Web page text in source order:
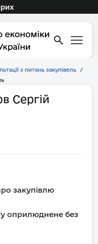
з питань закупівель
/
Сергій
закупівлю
оприлюднене без